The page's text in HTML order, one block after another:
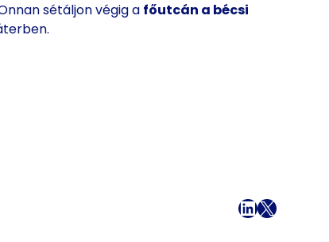
sétáljon végig a főutcán a bécsi
Facebook
LinkedIn
X Mail